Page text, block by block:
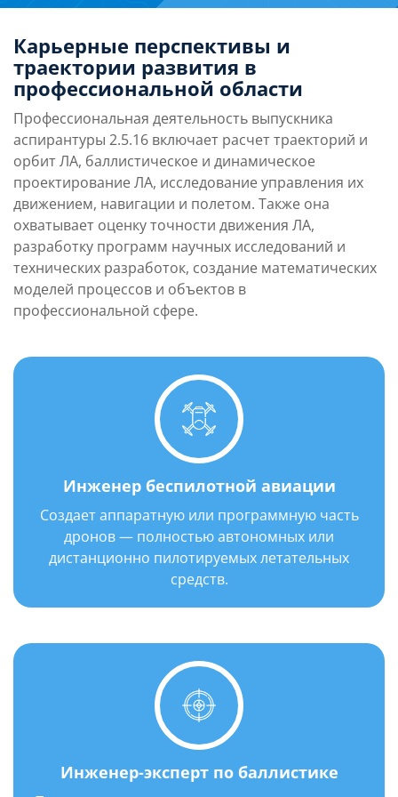
бортинженером в основной экипаж «Союз
сдал экзамены в составе своего экипажа. В
апреле аттестован в качестве космонавта отряда
РКК «Энергия», но в феврале 2011 года в связи с
реорганизацией уволен из него и тут же принят в
отряд ФГБУ НИИ ЦПК на должность космонавта-
испытателя.
Совершил два космических полёта: в 2011 и 2016
годах.
Карьерные перспективы и
траектории развития в
профессиональной области
Профессиональная деятельность выпускника
аспирантуры 2.5.16 включает расчет траекторий и
орбит ЛА, баллистическое и динамическое
проектирование ЛА, исследование управления их
движением, навигации и полетом. Также она
охватывает оценку точности движения ЛА,
разработку программ научных исследований и
технических разработок, создание математических
моделей процессов и объектов в
профессиональной сфере.
Инженер беспилотной авиации
Создает аппаратную или программную часть
дронов — полностью автономных или
дистанционно пилотируемых летательных
средств.
Инженер-эксперт по баллистике